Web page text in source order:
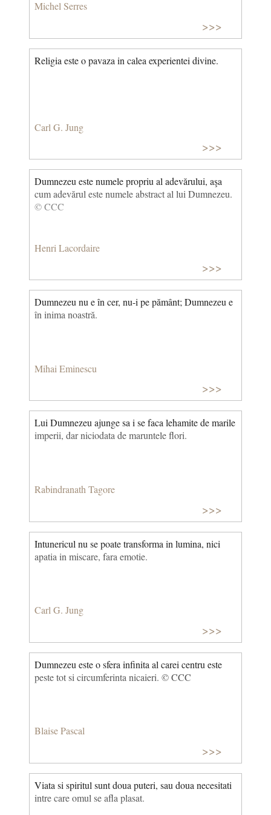
Michel Serres
>>>
Religia este o pavaza in calea experientei divine.
Carl G. Jung
>>>
Dumnezeu este numele propriu al adevărului, aşa
cum adevărul este numele abstract al lui Dumnezeu.
© CCC
Henri Lacordaire
>>>
Dumnezeu nu e în cer, nu-i pe pământ; Dumnezeu e
în inima noastră.
Mihai Eminescu
>>>
Lui Dumnezeu ajunge sa i se faca lehamite de marile
imperii, dar niciodata de maruntele flori.
Rabindranath Tagore
>>>
Intunericul nu se poate transforma in lumina, nici
apatia in miscare, fara emotie.
Carl G. Jung
>>>
Dumnezeu este o sfera infinita al carei centru este
peste tot si circumferinta nicaieri. © CCC
Blaise Pascal
>>>
Viata si spiritul sunt doua puteri, sau doua necesitati
intre care omul se afla plasat.